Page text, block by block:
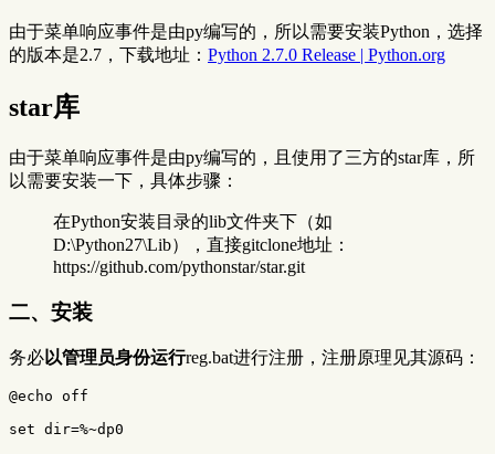
由于菜单响应事件是由py编写的，所以需要安装Python，选择
的版本是2.7，下载地址： Python 2.7.0 Release | Python.org
star库
由于菜单响应事件是由py编写的，且使用了三方的star库，所
以需要安装一下，具体步骤：
在Python安装目录的lib文件夹下（如
D:\Python27\Lib），直接gitclone地址：
https://github.com/pythonstar/star.git
二、安装
务必以管理员身份运行reg.bat进行注册，注册原理见其源码：
@echo off
set dir=%~dp0